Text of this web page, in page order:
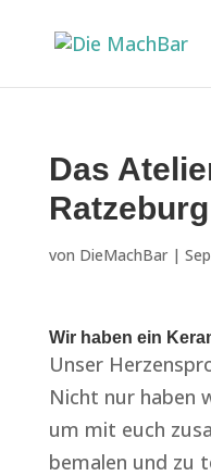
Das
Ratzeburg
von DieMachBar|
Wir haben ein
Unser
Nicht nur haben
um mit euch
bemalen und zu